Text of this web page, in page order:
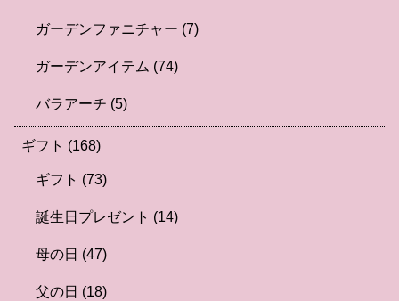
ガーデンファニチャー (7)
ガーデンアイテム (74)
バラアーチ (5)
ギフト (168)
ギフト (73)
誕生日プレゼント (14)
母の日 (47)
父の日 (18)